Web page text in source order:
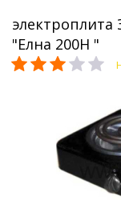
электроплита
"Елна 200Н "